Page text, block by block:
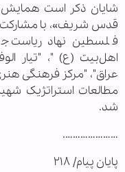
شایان ذکر است همایش
قدس شریف»، با مشارکت،
فلسطین نهاد ریاست
اهل‌بیت (ع) "، "تیار
عراق"، "مرکز فرهنگی هنری
مطالعات استراتژیک
شد.
………………….
پایان پیام/ ۲۱۸